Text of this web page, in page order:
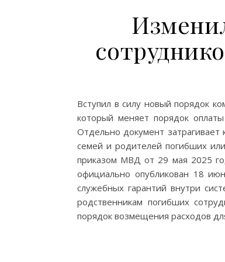
Вступил в силу новый порядок
который меняет порядок
Отдельно документ
семей и родителей погибших
приказом МВД от 29 мая 2025
официально опубликован 18
служебных гарантий внутри
родственникам погибших
порядок возмещения расходов